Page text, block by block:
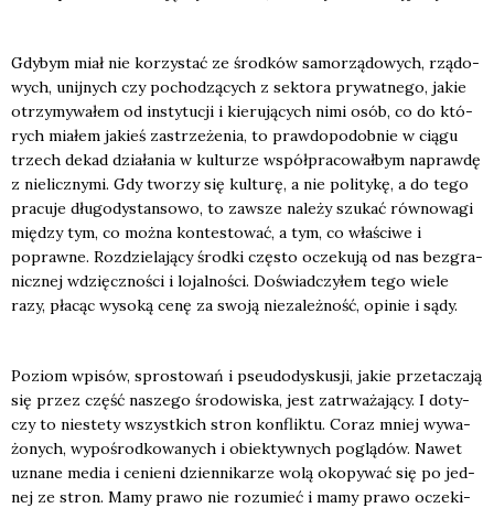
Gdy­bym miał nie korzy­stać ze środ­ków samo­rzą­do­wych, rzą­do­
wych, unij­nych czy pocho­dzą­cych z sek­to­ra pry­wat­ne­go, jakie
otrzy­my­wa­łem od insty­tu­cji i kie­ru­ją­cych nimi osób, co do któ­
rych mia­łem jakieś zastrze­że­nia, to praw­do­po­dob­nie w cią­gu
trzech dekad dzia­ła­nia w kul­tu­rze współ­pra­co­wał­bym napraw­dę
z nie­licz­ny­mi. Gdy two­rzy się kul­tu­rę, a nie poli­ty­kę, a do tego
pra­cu­je dłu­go­dy­stan­so­wo, to zawsze nale­ży szu­kać rów­no­wa­gi
mię­dzy tym, co moż­na kon­te­sto­wać, a tym, co wła­ści­we i
popraw­ne. Roz­dzie­la­ją­cy środ­ki czę­sto ocze­ku­ją od nas bez­gra­
nicz­nej wdzięcz­no­ści i lojal­no­ści. Doświad­czy­łem tego wie­le
razy, pła­cąc wyso­ką cenę za swo­ją nie­za­leż­ność, opi­nie i sądy.
Poziom wpi­sów, spro­sto­wań i pseu­do­dy­sku­sji, jakie prze­ta­cza­ją
się przez część nasze­go śro­do­wi­ska, jest zatrwa­ża­ją­cy. I doty­
czy to nie­ste­ty wszyst­kich stron kon­flik­tu. Coraz mniej wywa­
żo­nych, wypo­środ­ko­wa­nych i obiek­tyw­nych poglą­dów. Nawet
uzna­ne media i cenie­ni dzien­ni­ka­rze wolą oko­py­wać się po jed­
nej ze stron. Mamy pra­wo nie rozu­mieć i mamy pra­wo ocze­ki­